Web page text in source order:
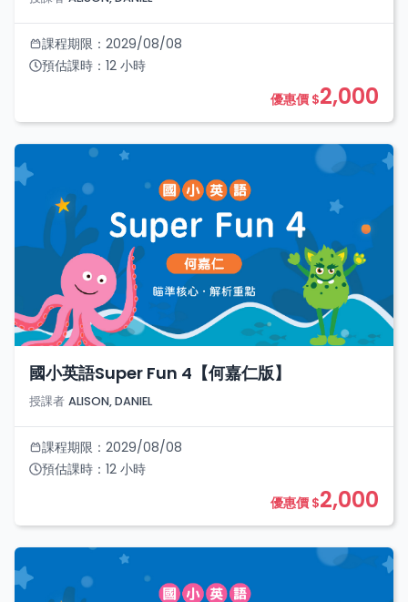
課程期限： 2029/08/08
預估課時： 12 小時
優惠價 $2,000
國小英語Super Fun 4【何嘉仁版】
授課者 ALISON, DANIEL
課程期限： 2029/08/08
預估課時： 12 小時
優惠價 $2,000